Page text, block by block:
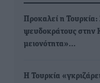
Προκαλεί η
ψευδοκράτους στην
μειονότητα»…
Η Τουρκία